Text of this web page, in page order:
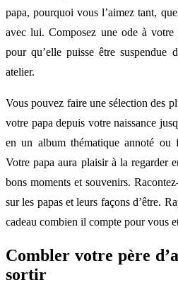
papa, pourquoi vous l’aimez tant,
avec lui. Composez une ode à
pour qu’elle puisse être suspendue
atelier.
Vous pouvez faire une sélection des
votre papa depuis votre naissance
en un album thématique annoté ou
Votre papa aura plaisir à la regarder
bons moments et souvenirs.
sur les papas et leurs façons d’être.
cadeau combien il compte pour vous
Combler votre père
sortir